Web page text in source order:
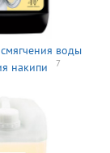
воды
накипи
7